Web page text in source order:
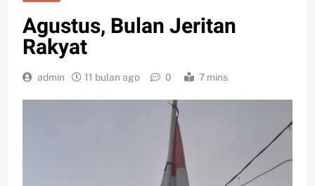
Agustus, Bulan Jeritan
Rakyat
admin 11 bulan ago 0 7 mins